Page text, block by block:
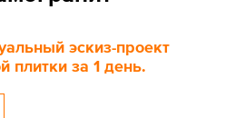
эскиз-проект
плитки за 1 день.